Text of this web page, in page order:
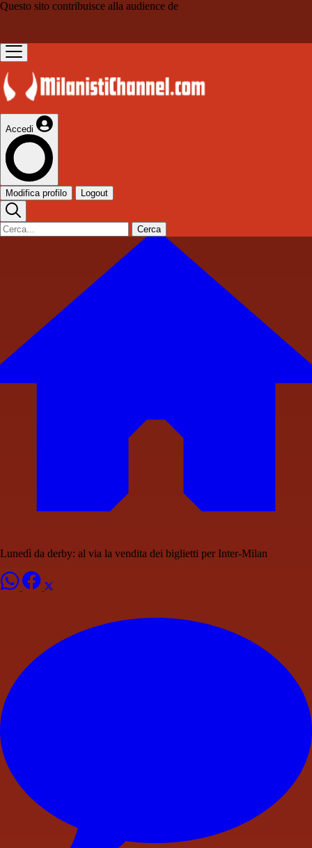
Questo sito contribuisce alla audience de
Accedi
Modifica profilo Logout
Cerca
Lunedì da derby: al via la vendita dei biglietti per Inter-Milan